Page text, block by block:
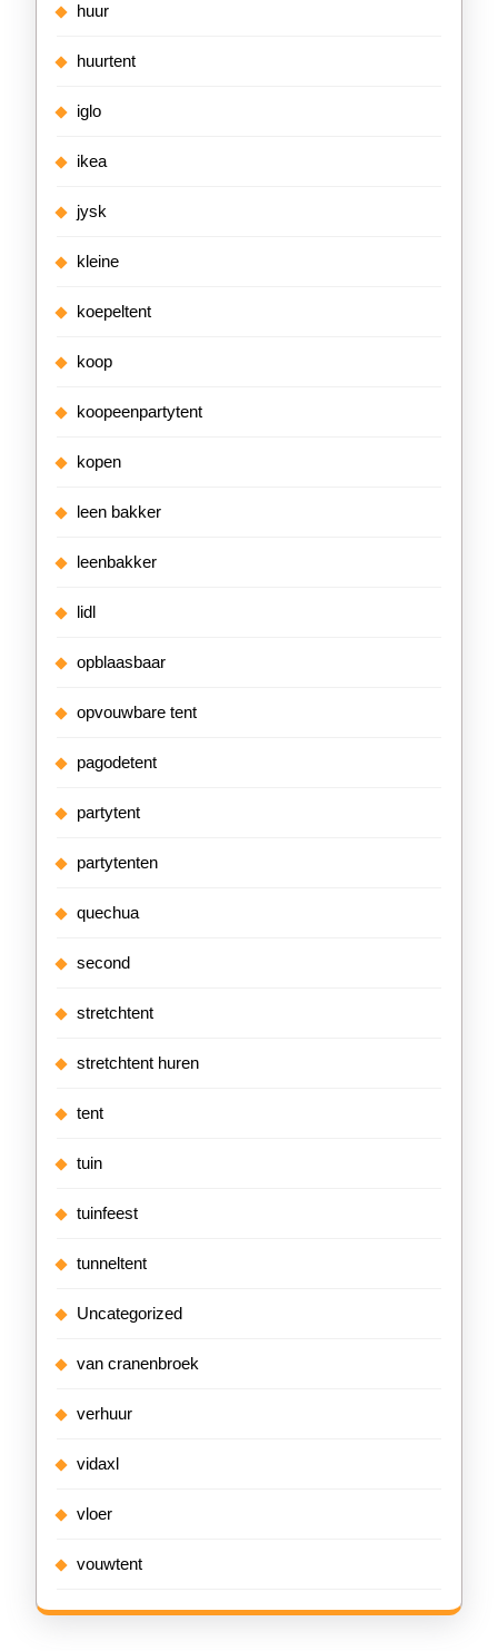
huur
huurtent
iglo
ikea
jysk
kleine
koepeltent
koop
koopeenpartytent
kopen
leen bakker
leenbakker
lidl
opblaasbaar
opvouwbare tent
pagodetent
partytent
partytenten
quechua
second
stretchtent
stretchtent huren
tent
tuin
tuinfeest
tunneltent
Uncategorized
van cranenbroek
verhuur
vidaxl
vloer
vouwtent